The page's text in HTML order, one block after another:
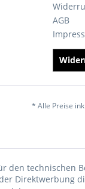
AGB
* Alle Preise
den technischen
Direktwerbung